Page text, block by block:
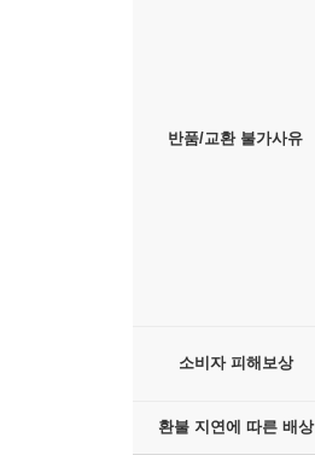
반품/교환 불가사유
소비자 피해보상
환불 지연에 따른 배상